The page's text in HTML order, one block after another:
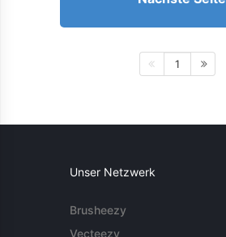
1
Unser Netzwerk
Brusheezy
Vecteezy